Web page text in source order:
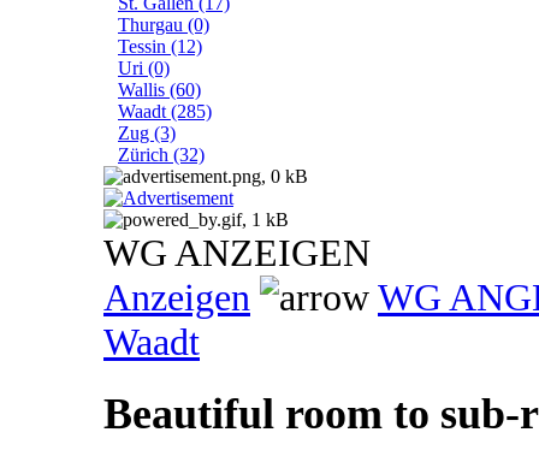
Thurgau (0)
Tessin (12)
Uri (0)
Wallis (60)
Waadt (285)
Zug (3)
Zürich (32)
WG ANZEIGEN
Anzeigen
WG
Waadt
Beautiful room to sub-